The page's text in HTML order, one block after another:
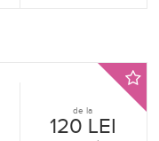
de la
120 LEI